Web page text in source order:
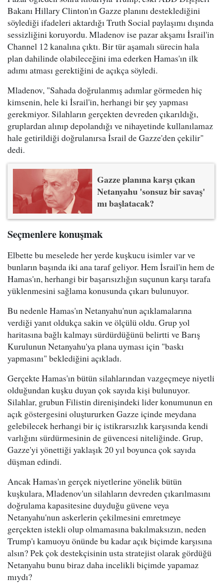
Bakanı Hillary Clinton'ın Gazze planını desteklediğini
söylediği ifadeleri aktardığı Truth Social paylaşımı dışında
sessizliğini koruyordu. Mladenov ise pazar akşamı İsrail'in
Channel 12 kanalına çıktı. Bir tür aşamalı sürecin hala
plan dahilinde olabileceğini ima ederken Hamas'ın ilk
adımı atması gerektiğini de açıkça söyledi.
Mladenov, "Sahada doğrulanmış adımlar görmeden hiç
kimsenin, hele ki İsrail'in, herhangi bir şey yapması
gerekmiyor. Silahların gerçekten devreden çıkarıldığı,
gruplardan alınıp depolandığı ve nihayetinde kullanılamaz
hale getirildiği doğrulanırsa İsrail de Gazze'den çekilir"
dedi.
Gazze planına karşı çıkan
Netanyahu 'sonsuz bir savaş'
mı başlatacak?
Seçmenlere konuşmak
Elbette bu meselede her yerde kuşkucu isimler var ve
bunların başında iki ana taraf geliyor. Hem İsrail'in hem de
Hamas'ın, herhangi bir başarısızlığın suçunun karşı tarafa
yüklenmesini sağlama konusunda çıkarı bulunuyor.
Bu nedenle Hamas'ın Netanyahu'nun açıklamalarına
verdiği yanıt oldukça sakin ve ölçülü oldu. Grup yol
haritasına bağlı kalmayı sürdürdüğünü belirtti ve Barış
Kurulunun Netanyahu'ya plana uyması için "baskı
yapmasını" beklediğini açıkladı.
Gerçekte Hamas'ın bütün silahlarından vazgeçmeye niyetli
olduğundan kuşku duyan çok sayıda kişi bulunuyor.
Silahlar, grubun Filistin direnişindeki lider konumunun en
açık göstergesini oluştururken Gazze içinde meydana
gelebilecek herhangi bir iç istikrarsızlık karşısında kendi
varlığını sürdürmesinin de güvencesi niteliğinde. Grup,
Gazze'yi yönettiği yaklaşık 20 yıl boyunca çok sayıda
düşman edindi.
Ancak Hamas'ın gerçek niyetlerine yönelik bütün
kuşkulara, Mladenov'un silahların devreden çıkarılmasını
doğrulama kapasitesine duyduğu güvene veya
Netanyahu'nun askerlerin çekilmesini emretmeye
gerçekten istekli olup olmamasına bakılmaksızın, neden
Trump'ı kamuoyu önünde bu kadar açık biçimde karşısına
alsın? Pek çok destekçisinin usta stratejist olarak gördüğü
Netanyahu bunu biraz daha incelikli biçimde yapamaz
mıydı?